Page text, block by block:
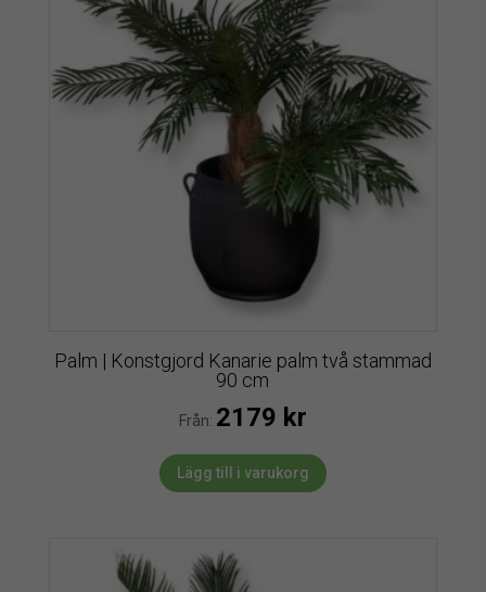
Palm | Konstgjord Kanarie palm två stammad
90 cm
Från: 2179 kr
Lägg till i varukorg